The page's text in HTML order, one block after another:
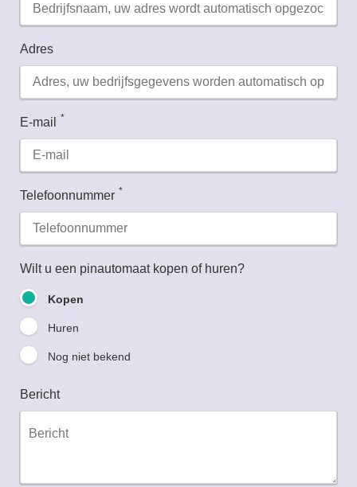
Adres
E-mail *
Telefoonnummer *
Wilt u een pinautomaat kopen of huren?
Kopen
Huren
Nog niet bekend
Bericht